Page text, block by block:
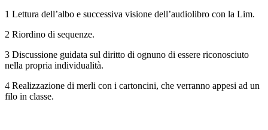
1 Lettura dell’albo e successiva visione dell’audiolibro con la Lim.
2 Riordino di sequenze.
3 Discussione guidata sul diritto di ognuno di essere riconosciuto
nella propria individualità.
4 Realizzazione di merli con i cartoncini, che verranno appesi ad un
filo in classe.